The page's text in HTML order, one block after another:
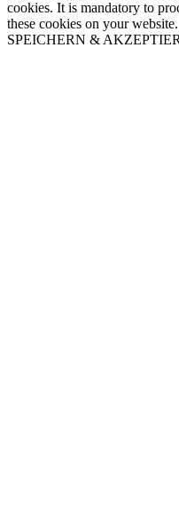
cookies. It is mandatory to
these cookies on your website.
SPEICHERN &